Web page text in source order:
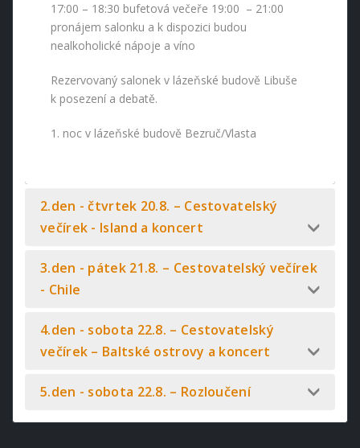
17:00 – 18:30 bufetová večeře 19:00 – 21:00
pronájem salonku a k dispozici budou
nealkoholické nápoje a víno
Rezervovaný salonek v lázeňské budově Libuše
k posezení a debatě.
1. noc v lázeňské budově Bezruč/Vlasta
2.den - čtvrtek 20.8. – Cestovatelský
večírek - Island a koncert
3.den - pátek 21.8. – Cestovatelský večírek
- Chile
4.den - sobota 22.8. – Cestovatelský
večírek – Baltské ostrovy a koncert
5.den - sobota 22.8. – Rozloučení